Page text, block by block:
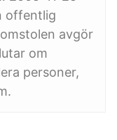
offentlig
avgör
om
personer,